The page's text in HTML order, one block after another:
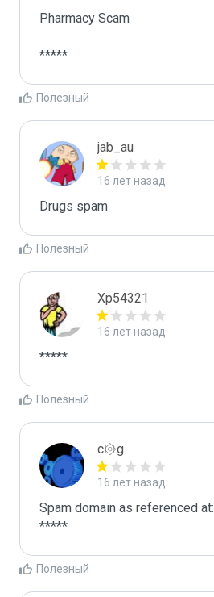
Pharmacy Scam
*****
Полезный
jab_au
16 лет назад
Drugs spam
Полезный
Xp54321
16 лет назад
*****
Полезный
c۞g
16 лет назад
Spam domain as referenced at:
*****
Полезный